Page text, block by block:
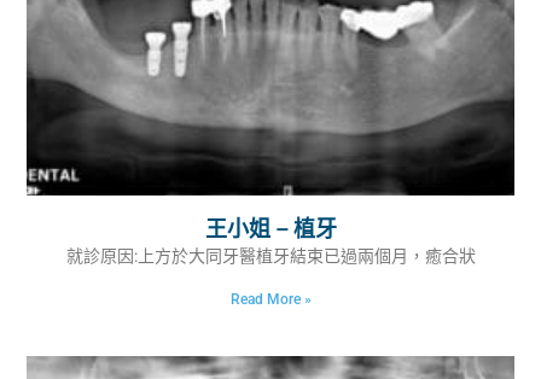
王小姐 – 植牙
就診原因:上方於大同牙醫植牙結束已過兩個月，癒合狀
Read More »